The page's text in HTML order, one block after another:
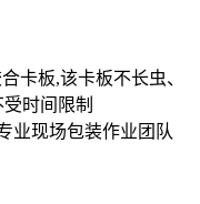
卡板,该卡板不长虫、
时间限制
业现场包装作业团队